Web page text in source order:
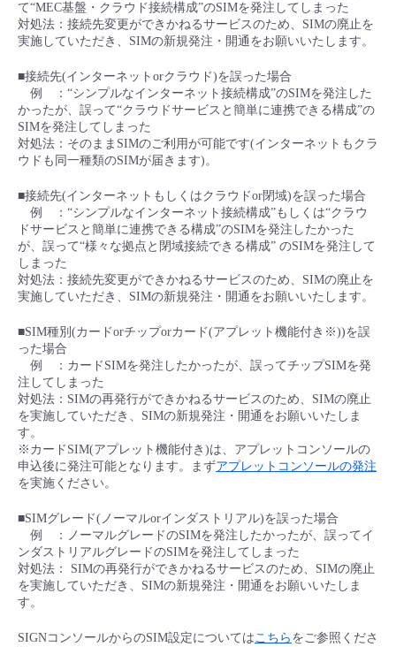
管理機能
すべてのメニューを見る
サポート
管理機能
すべてのメニューを見る
IoT
モニタリング/監査
サポート
- 新規お申し込み方法
- 初期設定・確認
- ユーザー機能の管理
- APIリファレンス
■ 基本構築ガイド
- クラウド / サーバー
- Flexible InterConnect
- Flexible Remote Access
- vUTM2
- データと分析
- IoT
- マルチクラウド利用
- リモートワーク
- ITインフラストラクチャー
- その他
故障/メンテナンス履歴
メンテナンス予定
定期メンテナンス
パートナー
協業パートナー
脱炭素化
て“MEC基盤・クラウド接続構成”のSIMを発注してしまった
対処法：接続先変更ができかねるサービスのため、SIMの廃止を
実施していただき、SIMの新規発注・開通をお願いいたします。
■接続先(インターネットorクラウド)を誤った場合
例 ：“シンプルなインターネット接続構成”のSIMを発注した
かったが、誤って“クラウドサービスと簡単に連携できる構成”の
SIMを発注してしまった
対処法：そのままSIMのご利用が可能です(インターネットもクラ
ウドも同一種類のSIMが届きます)。
■接続先(インターネットもしくはクラウドor閉域)を誤った場合
例 ：“シンプルなインターネット接続構成”もしくは“クラウ
ドサービスと簡単に連携できる構成”のSIMを発注したかった
が、誤って“様々な拠点と閉域接続できる構成” のSIMを発注して
しまった
対処法：接続先変更ができかねるサービスのため、SIMの廃止を
実施していただき、SIMの新規発注・開通をお願いいたします。
■SIM種別(カードorチップorカード(アプレット機能付き※))を誤
った場合
例 ：カードSIMを発注したかったが、誤ってチップSIMを発
注してしまった
対処法：SIMの再発行ができかねるサービスのため、SIMの廃止
を実施していただき、SIMの新規発注・開通をお願いいたしま
す。
※カードSIM(アプレット機能付き)は、アプレットコンソールの
申込後に発注可能となります。まずアプレットコンソールの発注
を実施ください。
■SIMグレード(ノーマルorインダストリアル)を誤った場合
例 ：ノーマルグレードのSIMを発注したかったが、誤ってイ
ンダストリアルグレードのSIMを発注してしまった
対処法： SIMの再発行ができかねるサービスのため、SIMの廃止
を実施していただき、SIMの新規発注・開通をお願いいたしま
す。
SIGNコンソールからのSIM設定についてはこちら をご参照くださ